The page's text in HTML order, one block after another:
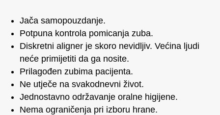
Jača samopouzdanje.
Potpuna kontrola pomicanja zuba.
Diskretni aligner je skoro nevidljiv. Većina ljudi
neće primijetiti da ga nosite.
Prilagođen zubima pacijenta.
Ne utječe na svakodnevni život.
Jednostavno održavanje oralne higijene.
Nema ograničenja pri izboru hrane.